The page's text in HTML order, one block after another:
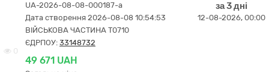
0
UA-2026-08-08-000187-a
Дата створення 2026-08-08 10:54:53
ВІЙСЬКОВА ЧАСТИНА Т0710
ЄДРПОУ: 33148732
49 671 UAH
за 3 дні
12-08-2026, 00:00